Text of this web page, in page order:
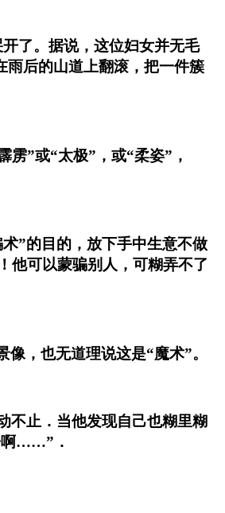
了。据说，这位妇女并无毛
雨后的山道上翻滚，把一件簇
”或“太极”，或“柔姿”，
”的目的，放下手中生意不做
他可以蒙骗别人，可糊弄不了
，也无道理说这是“魔术”。
止．当他发现自己也糊里糊
啊……”．